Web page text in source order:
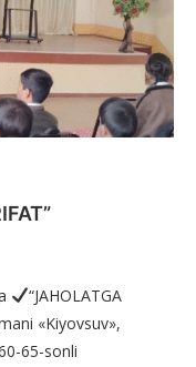
“JAHOLATGA
«Kiyovsuv»,
65-sonli